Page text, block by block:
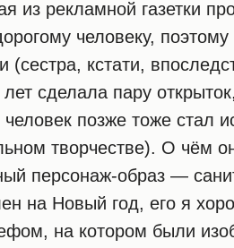
из рекламной газетки
человеку,
кстати,
сделала пару
человек позже тоже стал
творчестве). О чём
персонаж-образ —
на Новый год, его я
на котором были